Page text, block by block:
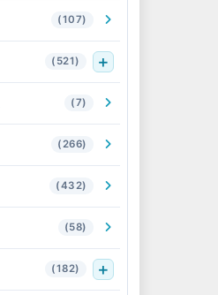
(107)
(521)
(7)
(266)
(432)
(58)
(182)